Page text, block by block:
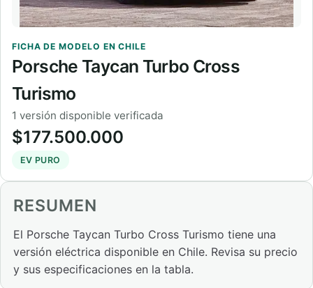
FICHA DE MODELO EN CHILE
Porsche Taycan Turbo Cross
Turismo
1 versión disponible verificada
$177.500.000
EV PURO
RESUMEN
El Porsche Taycan Turbo Cross Turismo tiene una
versión eléctrica disponible en Chile. Revisa su precio
y sus especificaciones en la tabla.